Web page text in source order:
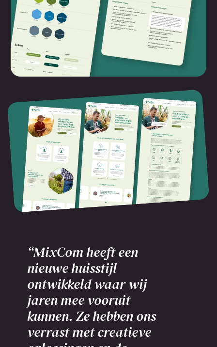
“MixCom heeft een
nieuwe huisstijl
ontwikkeld waar wij
jaren mee vooruit
kunnen. Ze hebben ons
verrast met creatieve